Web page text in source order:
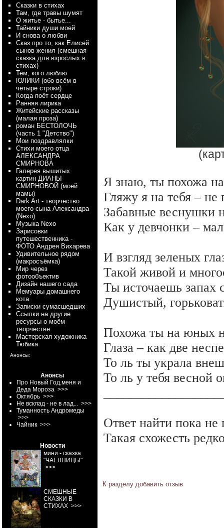
Сказки в стихах
Там, где травы шумят
О житье - бытье...
Тайники души моей
И снова о любви
Сказ про то, как Елисей
сынов женил (смешная
сказка для взрослых в
стихах)
Тем, кого люблю
ЮЛИКИ (обо всём в
четыре строки)
Когда поёт сердце
Ранняя лирика
Житейские рассказы
(малая проза)
роман БЕСТОЛОЧЬ
(часть 1 "Детство")
Мои поздравлялки
Стихи моего отца
АЛЕКСАНДРА
СМИРНОВА
Галерея вышитых
картин ДИАНЫ
СМИРНОВОЙ (моей
мамы)
Dark Art - творчество
моего сына Александра
(Nexo)
Myзыка Nexo
Зарисовки
путешественника -
ФОТО Андрея Вихарева
Удивительное рядом
(макросъёмка)
Мир через
фотообъектив
Дизайн нашего сада
Мемуары домашнего
кота
Записки сумасшедших
Ссылки на другие
ресурсы о моём
творчестве
Мастерская художника
Тюбика
Анонсы:
Анонсы
Про Новый Год,меня и
Деда Мороза >>>
Октябрь >>>
Не всклад - не в лад... >>>
Туманность Андромеды
>>>
Чайник >>>
Новости
мини - сказка
"ЧАЁВНИЦЫ"
>>>
СМЕШНЫЕ
СКАЗКИ В
СТИХАХ >>>
Я знаю, ты похожа
Гляжу я на тебя –
Забавные веснушки
Как у девчонки –
И взгляд зеленых
Такой живой и
Ты источаешь запах
Душистый,
Похожа ты на юных
Глаза – как две
То ль ты украла
То ль у тебя весной
Ответ найти пока не
Такая схожесть
К разделу добавить отзыв